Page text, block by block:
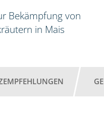
Bekämpfung von
in Mais